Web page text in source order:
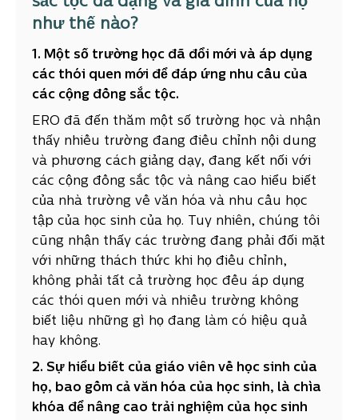
như thế nào?
1. Một số trường học đã đổi mới và áp dụng
các thói quen mới để đáp ứng nhu cầu của
các cộng đồng sắc tộc.
ERO đã đến thăm một số trường học và nhận
thấy nhiều trường đang điều chỉnh nội dung
và phương cách giảng dạy, đang kết nối với
các cộng đồng sắc tộc và nâng cao hiểu biết
của nhà trường về văn hóa và nhu cầu học
tập của học sinh của họ. Tuy nhiên, chúng tôi
cũng nhận thấy các trường đang phải đối mặt
với những thách thức khi họ điều chỉnh,
không phải tất cả trường học đều áp dụng
các thói quen mới và nhiều trường không
biết liệu những gì họ đang làm có hiệu quả
hay không.
2. Sự hiểu biết của giáo viên về học sinh của
họ, bao gồm cả văn hóa của học sinh, là chìa
khóa để nâng cao trải nghiệm của học sinh